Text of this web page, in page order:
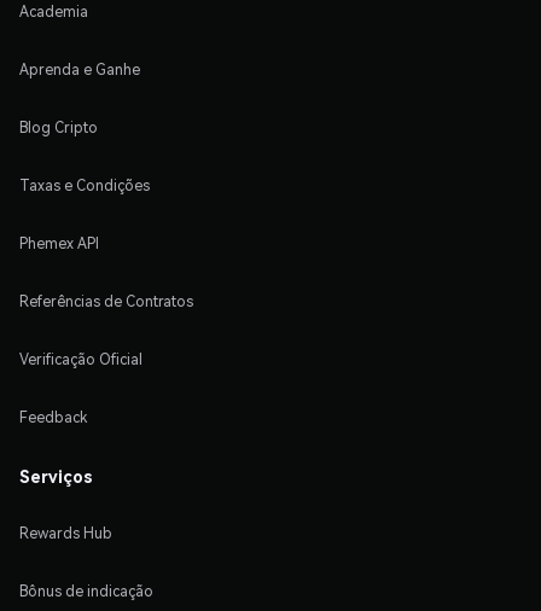
Academia
Aprenda e Ganhe
Blog Cripto
Taxas e Condições
Phemex API
Referências de Contratos
Verificação Oficial
Feedback
Serviços
Rewards Hub
Bônus de indicação